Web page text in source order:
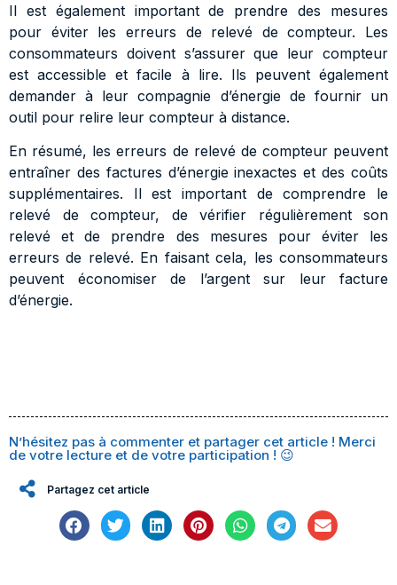
Il est également important de prendre des mesures
pour éviter les erreurs de relevé de compteur. Les
consommateurs doivent s’assurer que leur compteur
est accessible et facile à lire. Ils peuvent également
demander à leur compagnie d’énergie de fournir un
outil pour relire leur compteur à distance.
En résumé, les erreurs de relevé de compteur peuvent
entraîner des factures d’énergie inexactes et des coûts
supplémentaires. Il est important de comprendre le
relevé de compteur, de vérifier régulièrement son
relevé et de prendre des mesures pour éviter les
erreurs de relevé. En faisant cela, les consommateurs
peuvent économiser de l’argent sur leur facture
d’énergie.
N’hésitez pas à commenter et partager cet article ! Merci
de votre lecture et de votre participation ! 😉
Partagez cet article